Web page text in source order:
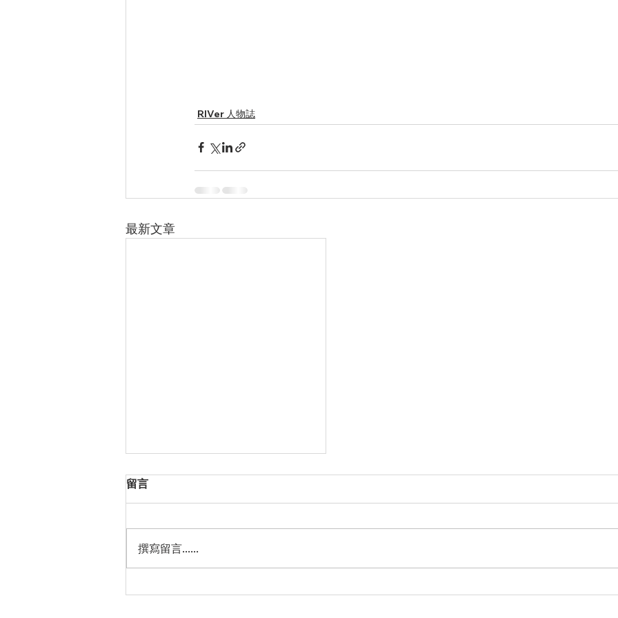
RIVer 人物誌
最新文章
用一輩子洗淨每一件衣服
留言
撰寫留言......